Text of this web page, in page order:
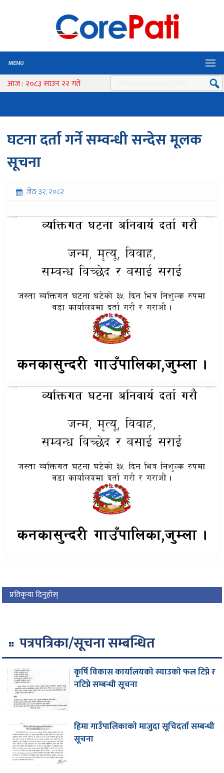
MENU
आज : २०८३ साउन २२ गते
घटना दर्ता गर्ने सम्वन्धी सन्देस मूलक
सूचना
जेठ ३२, २०८२
प्रतिकृया दिनुहोस्
पत्रपत्रिका/सूचना सम्बन्धित
कृर्षि विकास कार्यालयकाे स्याउकाे फल टिप्ने र
नटिप्ने सम्बन्धी सूचना
हिमा गाउँपालिकाकाे मा‌जुदा सूचिदर्ता सम्बन्धी
सूचना